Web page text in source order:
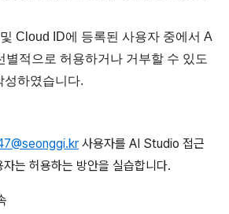
Cloud ID에 등록된 사용자 중에서 A
별적으로 허용하거나 거부할 수 있도
성하였습니다.
사용자를 AI Studio 접근
는 허용하는 방안을 실습합니다.